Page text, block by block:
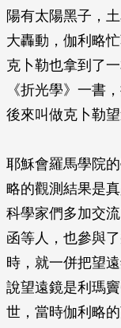
陽有太陽黑子，
大轟動，伽利略
克卜勒也拿到了
《折光學》一書
後來叫做克卜勒
耶穌會羅馬學院
略的觀測結果是
科學家們多加交
函等人，也參與
時，就一併把望
說望遠鏡是利瑪
世，當時伽利略